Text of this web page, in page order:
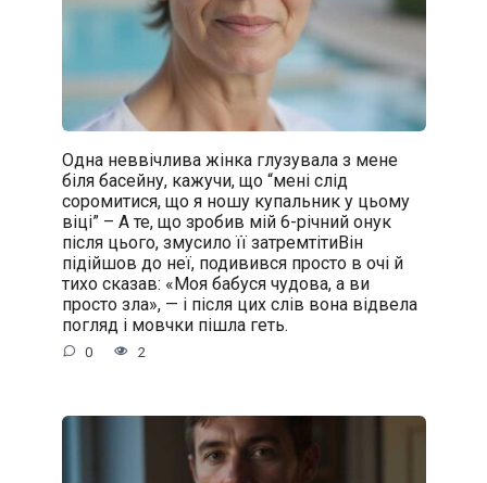
Одна неввічлива жінка глузувала з мене
біля басейну, кажучи, що “мені слід
соромитися, що я ношу купальник у цьому
віці” – А те, що зробив мій 6-річний онук
після цього, змусило її затремтітиВін
підійшов до неї, подивився просто в очі й
тихо сказав: «Моя бабуся чудова, а ви
просто зла», — і після цих слів вона відвела
погляд і мовчки пішла геть.
0 2